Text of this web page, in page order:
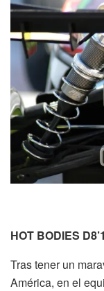
HOT BODIES
Tras tener un
América, en el